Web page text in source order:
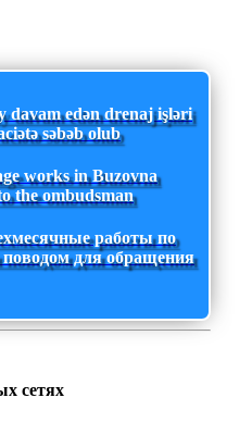
davam edən drenaj işləri
səbəb olub
works in Buzovna
the ombudsman
работы по
поводом для обращения
сетях